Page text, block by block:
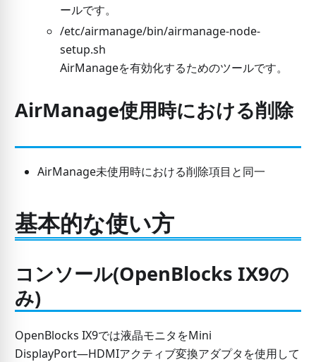
ールです。
/etc/airmanage/bin/airmanage-node-
setup.sh
AirManageを有効化するためのツールです。
AirManage使用時における削除
AirManage未使用時における削除項目と同一
基本的な使い方
コンソール(OpenBlocks IX9の
み)
OpenBlocks IX9では液晶モニタをMini
DisplayPort―HDMIアクティブ変換アダプタを使用して